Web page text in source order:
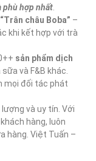
phù hợp nhất
châu Boba” –
khi kết hợp với trà
sản phẩm dịch
và F&B khác.
mọi đối tác phát
và uy tín. Với
hàng, luôn
hàng. Việt Tuấn –